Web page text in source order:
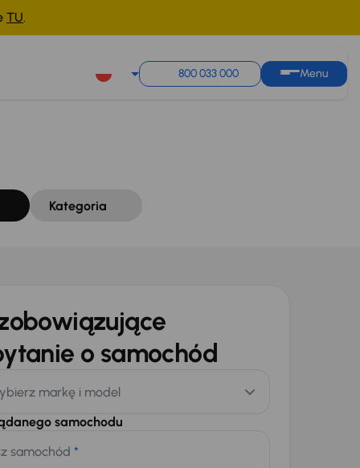
TU.
800 033 000 Menu
Kategoria
o samochód
markę i model
samochodu
samochód *